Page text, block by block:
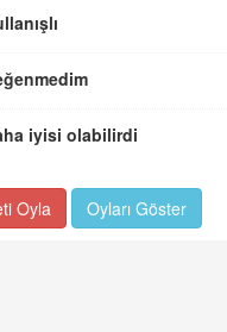
iyisi olabilirdi
Oyla Oyları Göster